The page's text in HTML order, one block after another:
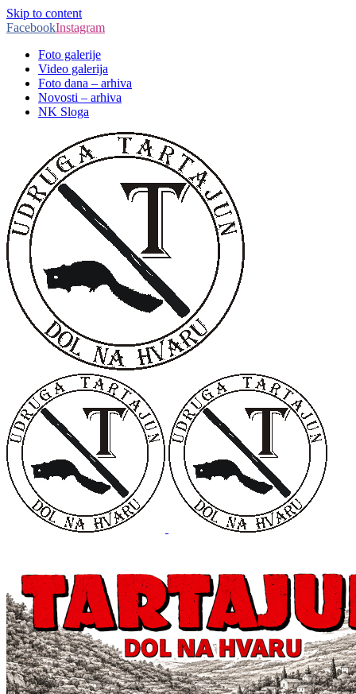
Skip to content
FacebookInstagram
Foto galerije
Video galerija
Foto dana – arhiva
Novosti – arhiva
NK Sloga